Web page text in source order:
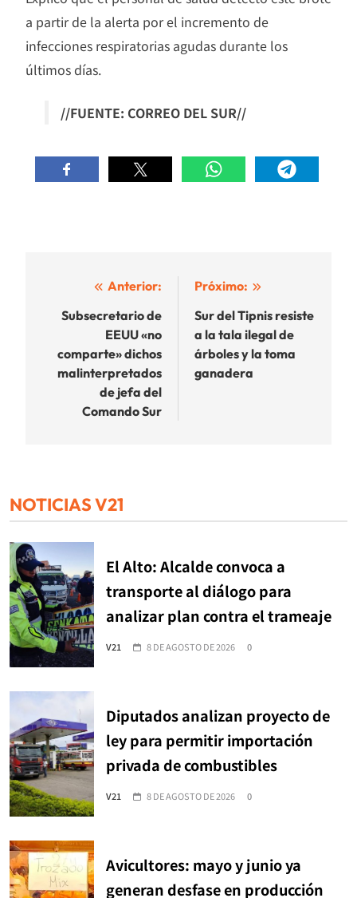
a partir de la alerta por el incremento de
infecciones respiratorias agudas durante los
últimos días.
//FUENTE: CORREO DEL SUR//
Navegación
de
entradas
Anterior:
Subsecretario de
EEUU «no
comparte» dichos
malinterpretados
de jefa del
Comando Sur
Próximo:
Sur del Tipnis resiste
a la tala ilegal de
árboles y la toma
ganadera
NOTICIAS V21
El Alto: Alcalde convoca a
transporte al diálogo para
analizar plan contra el trameaje
V21 8 DE AGOSTO DE 2026 0
Diputados analizan proyecto de
ley para permitir importación
privada de combustibles
V21 8 DE AGOSTO DE 2026 0
Avicultores: mayo y junio ya
generan desfase en producción